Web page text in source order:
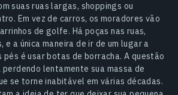
suas ruas largas, shoppings ou
Em vez de carros, os moradores vão
de golfe. Há poças nas ruas,
e a única maneira de ir de um lugar a
pés é usar botas de borracha. A questão
lentamente sua massa de
se torne inabitável em várias décadas.